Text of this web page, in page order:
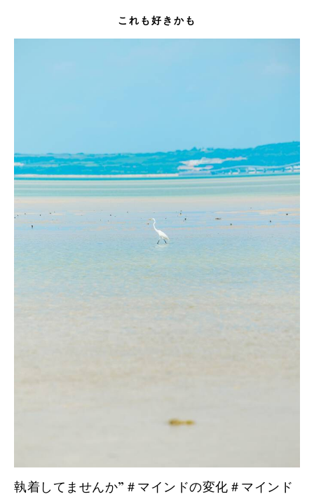
これも好きかも
執着してませんか”＃マインドの変化＃マインド